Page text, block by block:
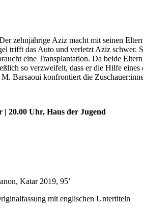
zehnjährige Aziz macht mit seinen
trifft das Auto und verletzt Aziz schwer.
eine Transplantation. Da beide
so verzweifelt, dass er die Hilfe
Barsaoui konfrontiert die
| 20.00 Uhr, Haus der Jugend
Katar 2019, 95’
mit englischen Untertiteln